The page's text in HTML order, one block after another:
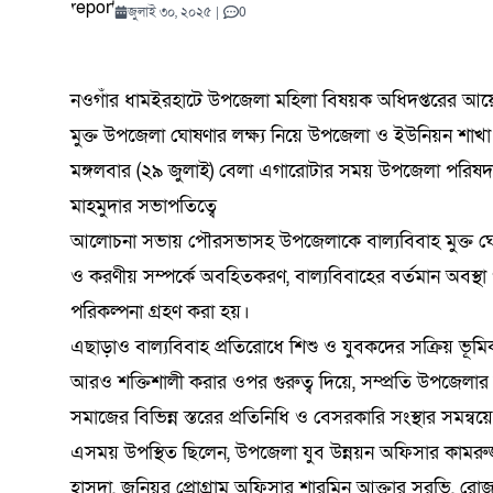
শ্রদ্ধা
কড়াই নিয়ে
বিজলী কৃষিকে
বাইকারদের
নদীগর্ভে
শিক্ষার্থীদের ব্যাপক অংশগ্রহণ
ডিসেম্বর ২২, ২০২৫ 0
জুলাই ৩০, ২০২৫ | 0
নওগাঁর ধামইরহাটে উপজেলা মহিলা বিষয়ক অধিদপ্তরের
মুক্ত উপজেলা ঘোষণার লক্ষ্য নিয়ে উপজেলা ও ইউনিয়ন
মঙ্গলবার (২৯ জুলাই) বেলা এগারোটার সময় উপজেলা
মাহমুদার সভাপতিত্বে
আলোচনা সভায় পৌরসভাসহ উপজেলাকে বাল্যবিবাহ মুক্ত
ও করণীয় সম্পর্কে অবহিতকরণ, বাল্যবিবাহের বর্তমান
পরিকল্পনা গ্রহণ করা হয়।
এছাড়াও বাল্যবিবাহ প্রতিরোধে শিশু ও যুবকদের সক্রিয়
আরও শক্তিশালী করার ওপর গুরুত্ব দিয়ে, সম্প্রতি উপজেলার
সমাজের বিভিন্ন স্তরের প্রতিনিধি ও বেসরকারি সংস্থার
এসময় উপস্থিত ছিলেন, উপজেলা যুব উন্নয়ন অফিসার